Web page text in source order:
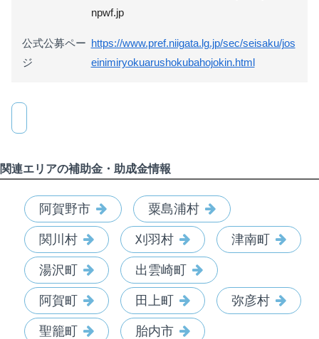
npwf.jp
公式公募ペー
ジ
https://www.pref.niigata.lg.jp/sec/seisaku/jos
einimiryokuarushokubahojokin.html
関連エリアの補助金・助成金情報
阿賀野市 粟島浦村
関川村 刈羽村 津南町
湯沢町 出雲崎町
阿賀町 田上町 弥彦村
聖籠町 胎内市